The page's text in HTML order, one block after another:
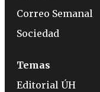
Correo Semanal
Sociedad
Temas
Editorial ÚH